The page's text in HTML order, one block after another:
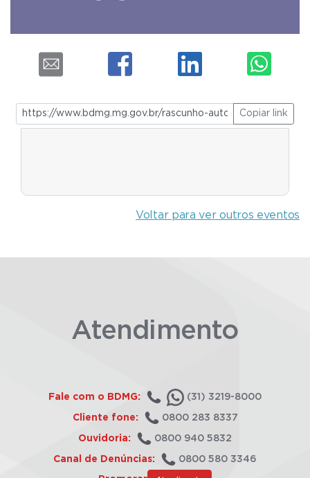
Copiar link
Voltar para ver outros eventos
Atendimento
Fale com o BDMG: (31) 3219-8000
Cliente fone: 0800 283 8337
Ouvidoria: 0800 940 5832
Canal de Denúncias: 0800 580 3346